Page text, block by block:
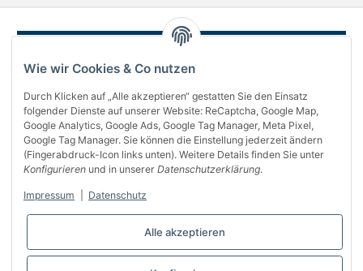
Wie wir Cookies & Co nutzen
Durch Klicken auf „Alle akzeptieren“ gestatten Sie den Einsatz
folgender Dienste auf unserer Website: ReCaptcha, Google Map,
Google Analytics, Google Ads, Google Tag Manager, Meta Pixel,
Google Tag Manager. Sie können die Einstellung jederzeit ändern
(Fingerabdruck-Icon links unten). Weitere Details finden Sie unter
Konfigurieren und in unserer Datenschutzerklärung.
Impressum Datenschutz
Alle akzeptieren
Über uns
Informationen
Bequem bezahlen